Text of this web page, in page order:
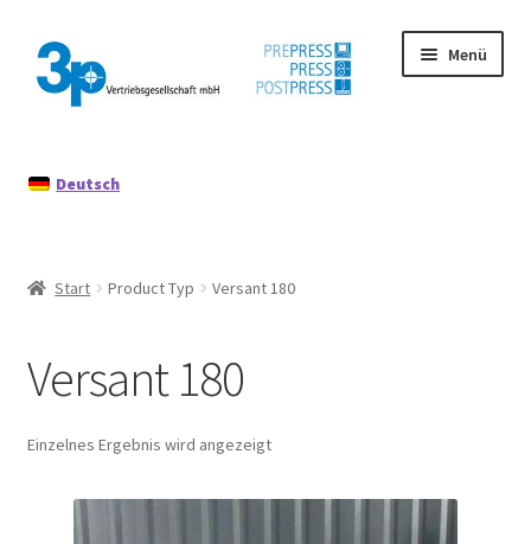
Zur
Navigation
springen
Zum
Inhalt
springen
Menü
Datenschutz
Mein Konto
Deutsch
Start Product Typ Versant 180
Versant 180
Einzelnes Ergebnis wird angezeigt